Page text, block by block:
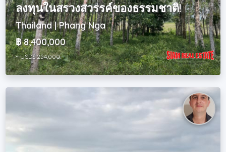
ลงทุนในสรวงสวรรค์ของธรรมชาติ!
Thailand | Phang Nga
฿ 8,400,000
~ USD$ 254,000